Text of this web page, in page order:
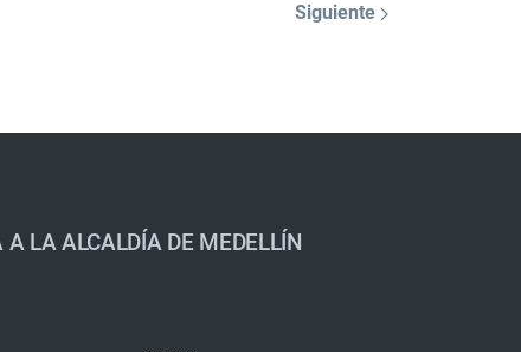
Siguiente
A LA ALCALDÍA DE MEDELLÍN